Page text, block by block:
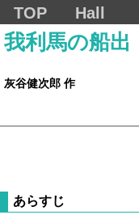
TOP Hall
我利馬の船出
灰谷健次郎 作
あらすじ